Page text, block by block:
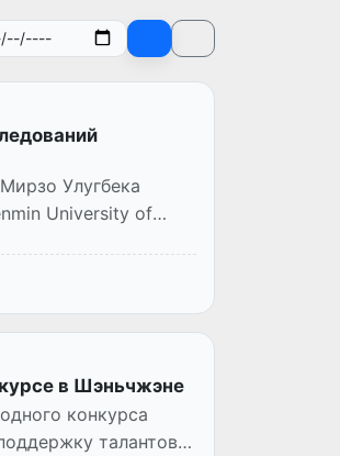
Улугбека
University of
в Шэньчжэне
конкурса
талантов в